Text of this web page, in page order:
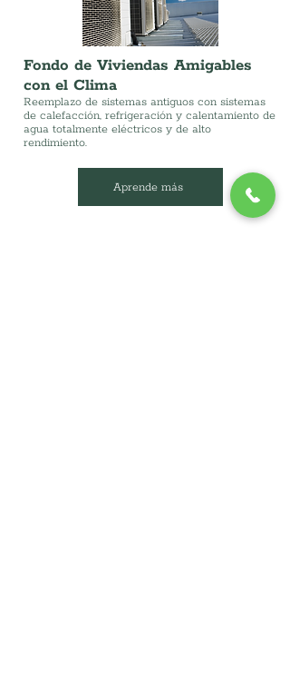
Fondo de Viviendas Amigables
con el Clima
Reemplazo de sistemas antiguos con sistemas
de calefacción, refrigeración y calentamiento de
agua totalmente eléctricos y de alto
rendimiento.
Aprende más